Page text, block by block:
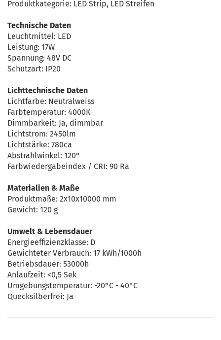
Produktkategorie: LED Strip, LED Streifen
Technische Daten
Leuchtmittel: LED
Leistung: 17W
Spannung: 48V DC
Schutzart: IP20
Lichttechnische Daten
Lichtfarbe: Neutralweiss
Farbtemperatur: 4000K
Dimmbarkeit: Ja, dimmbar
Lichtstrom: 2450lm
Lichtstärke: 780ca
Abstrahlwinkel: 120°
Farbwiedergabeindex / CRI: 90 Ra
Materialien & Maße
Produktmaße: 2x10x10000 mm
Gewicht: 120 g
Umwelt & Lebensdauer
Energieeffizienzklasse: D
Gewichteter Verbrauch: 17 kWh/1000h
Betriebsdauer: 53000h
Anlaufzeit: <0,5 Sek
Umgebungstemperatur: -20°C - 40°C
Quecksilberfrei: Ja